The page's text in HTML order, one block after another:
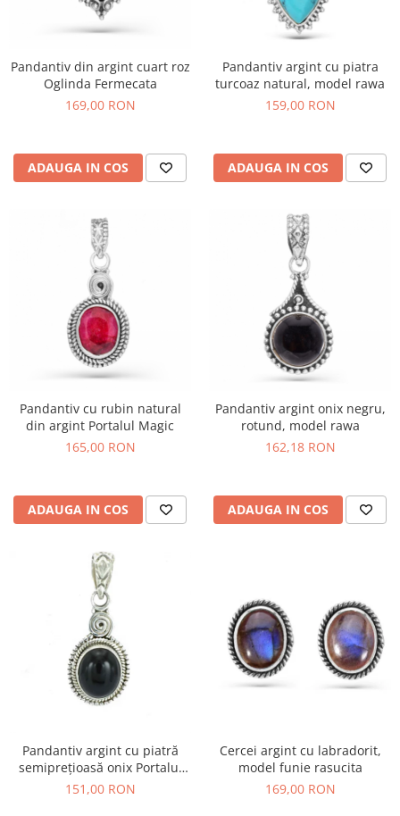
Pandantiv din argint cuart roz
Oglinda Fermecata
169,00 RON
ADAUGA IN COS
Pandantiv argint cu piatra
turcoaz natural, model rawa
159,00 RON
ADAUGA IN COS
Pandantiv cu rubin natural
din argint Portalul Magic
165,00 RON
ADAUGA IN COS
Pandantiv argint onix negru,
rotund, model rawa
162,18 RON
ADAUGA IN COS
Pandantiv argint cu piatră
semiprețioasă onix Portalul
Magic
151,00 RON
Cercei argint cu labradorit,
model funie rasucita
169,00 RON